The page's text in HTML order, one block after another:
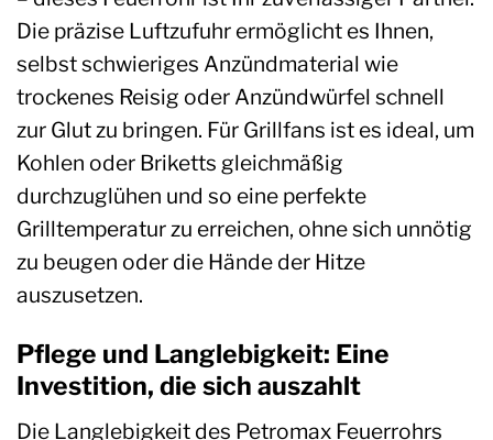
Die präzise Luftzufuhr ermöglicht es Ihnen,
selbst schwieriges Anzündmaterial wie
trockenes Reisig oder Anzündwürfel schnell
zur Glut zu bringen. Für Grillfans ist es ideal, um
Kohlen oder Briketts gleichmäßig
durchzuglühen und so eine perfekte
Grilltemperatur zu erreichen, ohne sich unnötig
zu beugen oder die Hände der Hitze
auszusetzen.
Pflege und Langlebigkeit: Eine
Investition, die sich auszahlt
Die Langlebigkeit des Petromax Feuerrohrs